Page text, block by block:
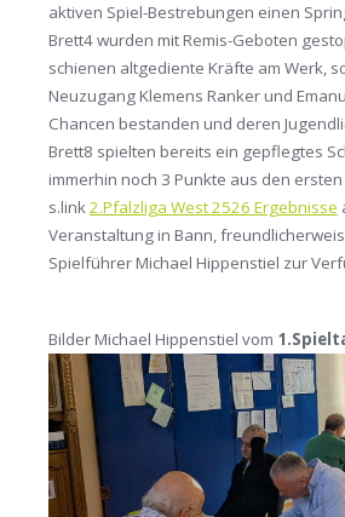
aktiven Spiel-Bestrebungen einen
Brett4 wurden mit Remis-Geboten
schienen altgediente Kräfte am Werk,
Neuzugang Klemens Ranker und
Chancen bestanden und deren
Brett8 spielten bereits ein gepflegtes
immerhin noch 3 Punkte aus den ersten
s.link2.Pfalzliga West 2526 Ergebnisse
Veranstaltung in Bann,
Spielführer Michael Hippenstiel zur
Bilder Michael Hippenstiel vom